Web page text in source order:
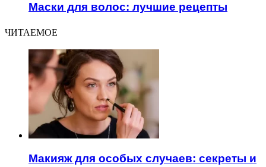
Маски для волос: лучшие рецепты
ЧИТАЕМОЕ
Макияж для особых случаев: секреты и